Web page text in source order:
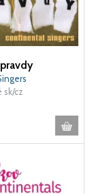
sk/cz